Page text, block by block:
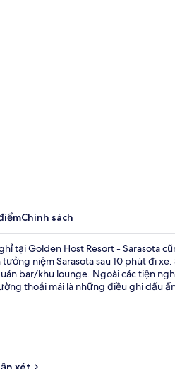
Chính sách
tại Golden Host Resort - Sarasota
tưởng niệm Sarasota sau 10 phút đi
bar/khu lounge. Ngoài các tiện
thoải mái là những điều ghi dấu